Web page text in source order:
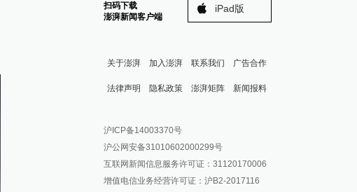
扫码下载
澎湃新闻客户端
iPad版
关于澎湃 加入澎湃 联系我们 广告合作
法律声明 隐私政策 澎湃矩阵
澎湃新闻公众号
澎湃新闻抖音号
派生万物开放平台
新闻报料
报料邮箱: news@thepaper.cn
沪ICP备14003370号
沪公网安备31010602000299号
互联网新闻信息服务许可证：31120170006
增值电信业务经营许可证：沪B2-2017116